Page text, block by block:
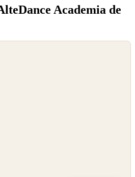
Academia de